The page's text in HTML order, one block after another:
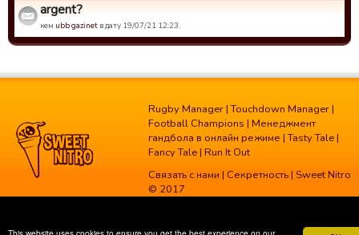
argent?
кем ubb gazinet в дату 19/07/21 12:23.
Rugby Manager |Touchdown Manager |
Football Champions | Менеджмент
гандбола в онлайн режиме |Tasty Tale |
Fancy Tale | Run It Out
Связать с нами | Секретность | Sweet Nitro
© 2017